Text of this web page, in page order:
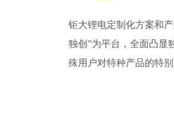
钜大锂电定制化方案和
独创”为平台，全面凸显
殊用户对特种产品的特